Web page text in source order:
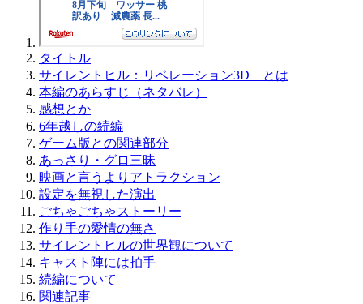
タイトル
サイレントヒル：リベレーション3D とは
本編のあらすじ（ネタバレ）
感想とか
6年越しの続編
ゲーム版との関連部分
あっさり・グロ三昧
映画と言うよりアトラクション
設定を無視した演出
ごちゃごちゃストーリー
作り手の愛情の無さ
サイレントヒルの世界観について
キャスト陣には拍手
続編について
関連記事